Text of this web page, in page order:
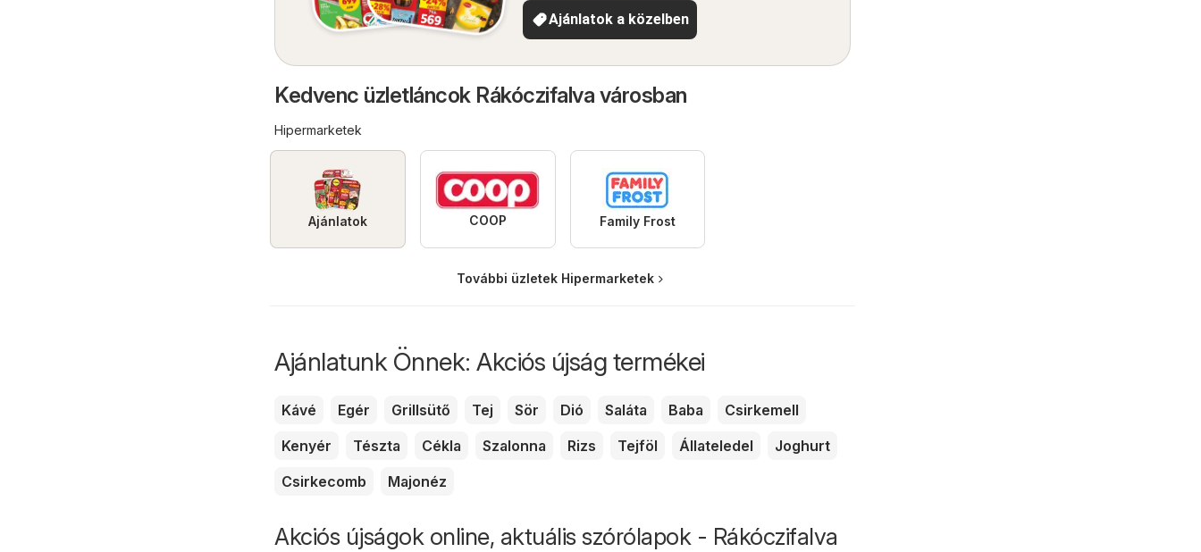
Ajánlatok a közelben
Kedvenc üzletláncok Rákóczifalva városban
Hipermarketek
Ajánlatok COOP Family Frost
További üzletek Hipermarketek
Ajánlatunk Önnek: Akciós újság termékei
Kávé Egér Grillsütő Tej Sör Dió Saláta Baba
Csirkemell
Kenyér
Tészta Cékla Szalonna Rizs Tejföl Állateledel
Joghurt
Csirkecomb
Majonéz
Akciós újságok online, aktuális szórólapok - Rákóczifalva